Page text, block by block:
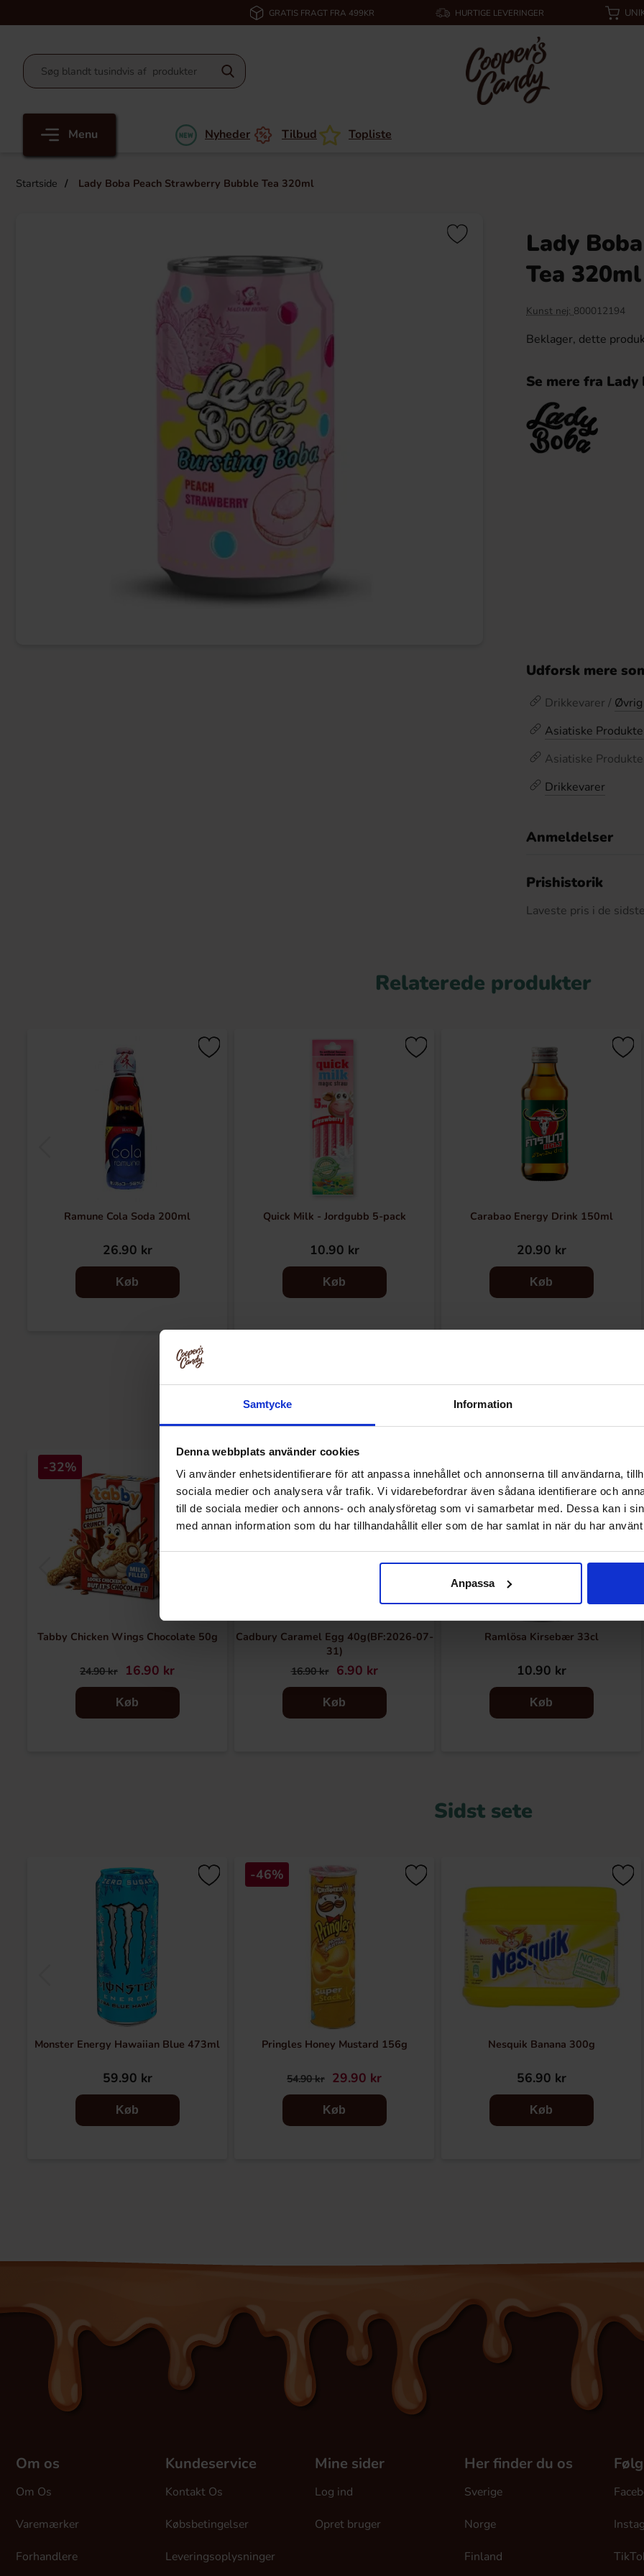
Samtycke Information
Denna webbplats använder cookies
Vi använder enhetsidentifierare för att anpassa innehållet och annonserna till användarna,
sociala medier och analysera vår trafik. Vi vidarebefordrar även sådana identifierare och
till de sociala medier och annons- och analysföretag som vi samarbetar med. Dessa kan i
med annan information som du har tillhandahållit eller som de har samlat in när du har
Anpassa
GRATIS FRAGT FRA 499KR HURTIGE LEVERINGER
Menu Nyheder Tilbud Topliste
Startside Lady Boba Peach Strawberry Bubble Tea 320ml
Lady
Tea 320ml
Kunst nej: 800012194
Beklager, dette
Se mere fra Lady
Udforsk mere
Drikkevarer /
Asiatiske
Asiatiske
Drikkevarer
Anmeldelser
Prishistorik
Laveste pris i de
Relaterede produkter
Ramune Cola Soda 200ml
26.90 kr
Køb
Quick Milk - Jordgubb 5-pack
10.90 kr
Køb
Carabao Energy Drink 150ml
20.90 kr
Køb
Andre kunne lide
-32%
Tabby Chicken Wings Chocolate 50g
24.90 kr 16.90 kr
Køb
-59%
Cadbury Caramel Egg 40g(BF:2026-07-
31)
16.90 kr 6.90 kr
Køb
Ramlösa Kirsebær 33cl
10.90 kr
Køb
Sidst sete
Monster Energy Hawaiian Blue 473ml
59.90 kr
Køb
-46%
Pringles Honey Mustard 156g
54.90 kr 29.90 kr
Køb
Nesquik Banana 300g
56.90 kr
Køb
Om os
Om Os
Varemærker
Forhandlere
Kundeservice
Kontakt Os
Købsbetingelser
Leveringsoplysninger
Mine sider
Log ind
Opret bruger
Her finder du os
Sverige
Norge
Finland